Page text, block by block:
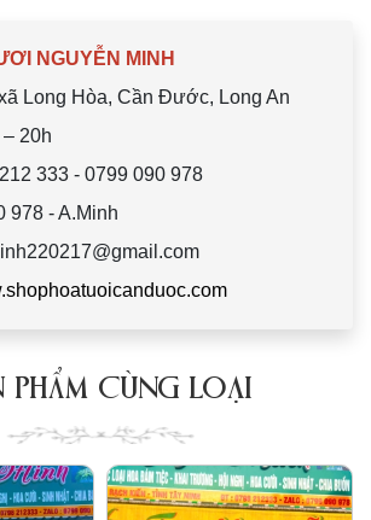
NGUYỄN MINH
Long Hòa, Cần Đước, Long An
20h
333 - 0799 090 978
978 - A.Minh
PHẨM CÙNG LOẠI